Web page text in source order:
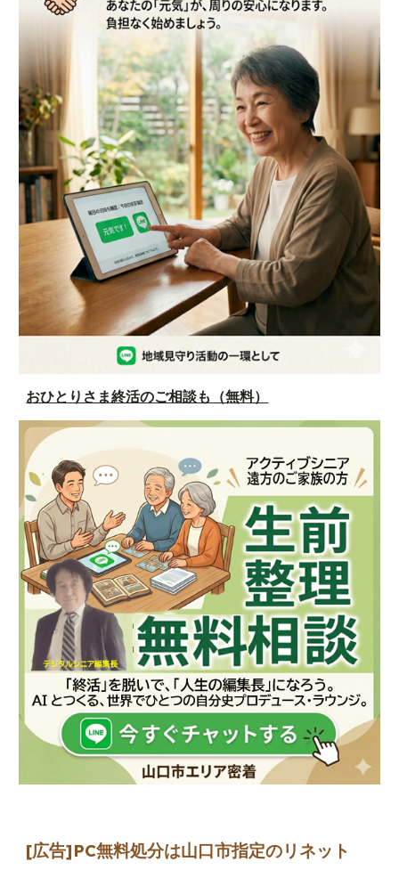
おひとりさま終活のご相談も（無料）
[広告]PC無料処分は山口市指定のリネット